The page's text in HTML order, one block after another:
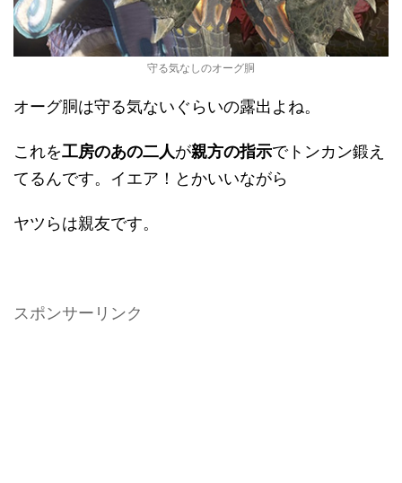
守る気なしのオーグ胴
オーグ胴は守る気ないぐらいの露出よね。
これを工房のあの二人が親方の指示でトンカン鍛え
てるんです。イエア！とかいいながら
ヤツらは親友です。
スポンサーリンク